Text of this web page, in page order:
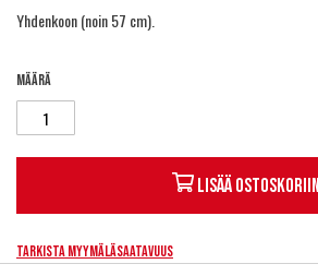
Yhdenkoon (noin 57 cm).
Määrä
Lisää ostoskoriin
Tarkista myymäläsaatavuus